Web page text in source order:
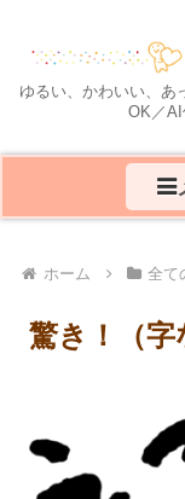
ゆるい、かわいい、
OK／
ホーム 全て
驚き！（字